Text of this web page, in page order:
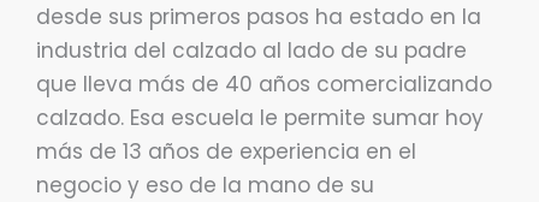
desde sus primeros pasos ha estado en la
industria del calzado al lado de su padre
que lleva más de 40 años comercializando
calzado. Esa escuela le permite sumar hoy
más de 13 años de experiencia en el
negocio y eso de la mano de su